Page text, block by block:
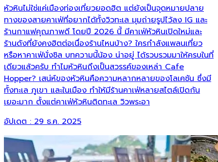
หัวหินไม่ใช่แค่เมืองท่องเที่ยวยอดฮิต แต่ยังเป็นจุดหมายปลาย
ทางของสายคาเฟ่ที่อยากได้ทั้งวิวทะเล มุมถ่ายรูปไว้ลง IG และ
ร้านกาแฟคุณภาพดี โดยปี 2026 นี้ มีคาเฟ่หัวหินเปิดใหม่และ
ร้านดังที่ยังคงฮิตต่อเนื่องร้านไหนบ้าง? ใครกำลังแพลนเที่ยว
หรือหาคาเฟ่นั่งชิล บทความนี้น้อง น่าอยู่ ได้รวบรวมมาให้ครบในที่
เดียวแล้วครับ ทำไมหัวหินถึงเป็นสวรรค์ของเหล่า Cafe
Hopper? เสน่ห์ของหัวหินคือความหลากหลายของโลเคชัน ซึ่งมี
ทั้งทะเล ภูเขา และในเมือง ทำให้มีร้านคาเฟ่หลายสไตล์เปิดกัน
เยอะมาก ตั้งแต่คาเฟ่หัวหินติดทะเล วิวพระอา
อัปเดต :29 ธ.ค. 2025